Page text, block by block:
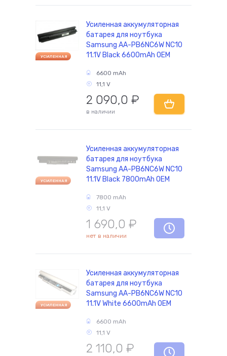
комплектующие
УСИЛЕННАЯ
Усиленная аккумуляторная
батарея для ноутбука
Samsung AA-PB6NC6W NC10
11.1V Black 6600mAh OEM
6600 mAh
11,1 V
2 090,0 ₽
в наличии
УСИЛЕННАЯ
Усиленная аккумуляторная
батарея для ноутбука
Samsung AA-PB6NC6W NC10
11.1V Black 7800mAh OEM
7800 mAh
11,1 V
1 690,0 ₽
нет в наличии
УСИЛЕННАЯ
Усиленная аккумуляторная
батарея для ноутбука
Samsung AA-PB6NC6W NC10
11.1V White 6600mAh OEM
6600 mAh
11,1 V
2 110,0 ₽